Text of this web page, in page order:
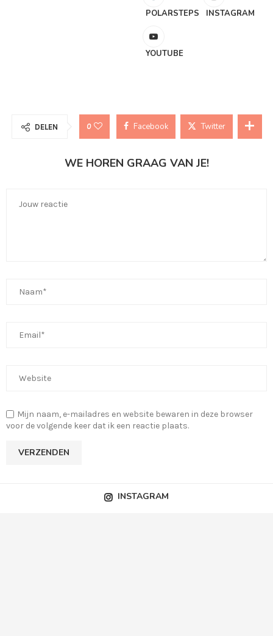
POLARSTEPS INSTAGRAM
YOUTUBE
DELEN 0 Facebook Twitter
WE HOREN GRAAG VAN JE!
Mijn naam, e-mailadres en website bewaren in deze browser
voor de volgende keer dat ik een reactie plaats.
INSTAGRAM